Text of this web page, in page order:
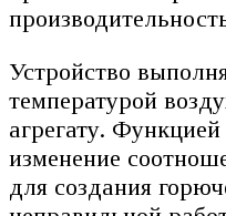
Устройство
температурой
агрегату.
изменение
для создания